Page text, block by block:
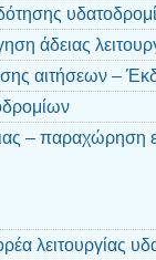
άδειας
αιτήσεων –
– παραχώρηση
λειτουργίας